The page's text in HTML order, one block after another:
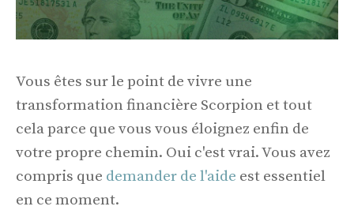
Vous êtes sur le point de vivre une
transformation financière Scorpion et tout
cela parce que vous vous éloignez enfin de
votre propre chemin. Oui c'est vrai. Vous avez
compris que demander de l'aide est essentiel
en ce moment.